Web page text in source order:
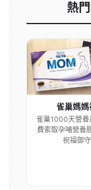
熱
雀巢媽媽
雀巢1000天營養
費索取孕哺營養
祝福御守